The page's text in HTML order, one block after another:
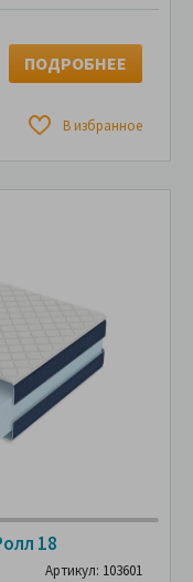
В избранное
ПОДРОБНЕЕ
18
Артикул: 103601